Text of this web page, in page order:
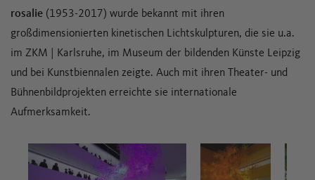
rosalie (1953-2017) wurde bekannt mit ihren
großdimensionierten kinetischen Lichtskulpturen, die sie u.a.
im ZKM | Karlsruhe, im Museum der bildenden Künste Leipzig
und bei Kunstbiennalen zeigte. Auch mit ihren Theater- und
Bühnenbildprojekten erreichte sie internationale
Aufmerksamkeit.